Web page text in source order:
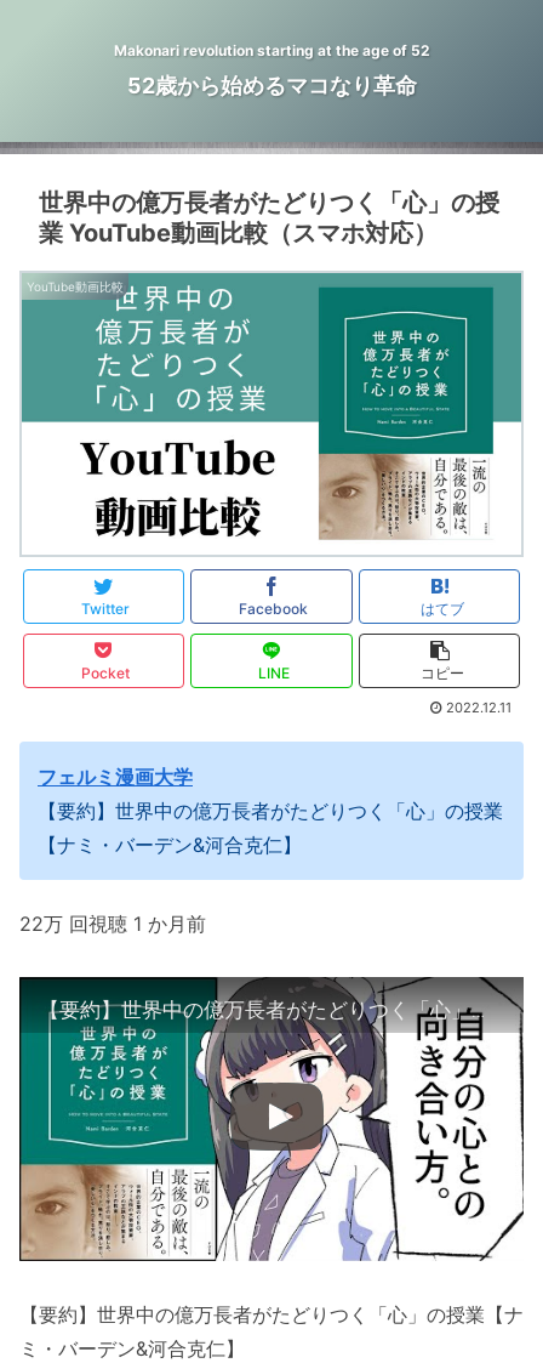
Makonari revolution starting at the age of 52
52歳から始めるマコなり革命
世界中の億万長者がたどりつく「心」の授
業 YouTube動画比較（スマホ対応）
YouTube動画比較
Twitter Facebook はてブ
Pocket LINE コピー
2022.12.11
フェルミ漫画大学
【要約】世界中の億万長者がたどりつく「心」の授業
【ナミ・バーデン&河合克仁】
22万 回視聴 1 か月前
【要約】世界中の億万長者がたどりつく「心」の授業【ナミ・バーデン&河合克仁】
【要約】世界中の億万長者がたどりつく「心」の授業【ナ
ミ・バーデン&河合克仁】